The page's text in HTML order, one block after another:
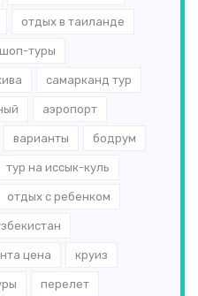
отдых в таиланде
шоп-туры
самарканд тур
аэропорт
варианты бодрум
тур на иссык-куль
отдых с ребенком
цена круиз
перелет